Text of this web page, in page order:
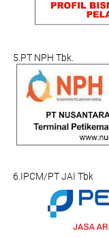
5.PT NPH Tbk.
6.IPCM/PT JAI Tbk